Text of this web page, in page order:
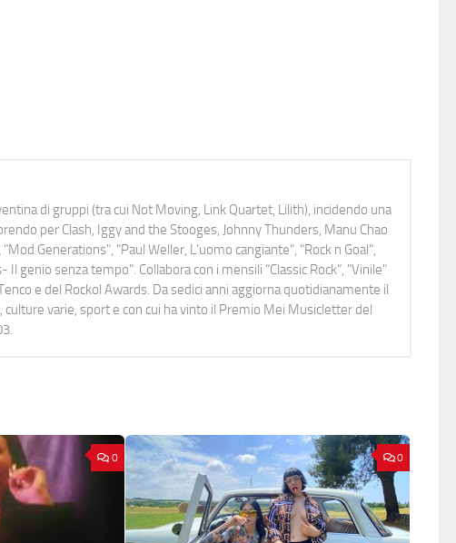
di gruppi (tra cui Not Moving, Link Quartet, Lilith), incidendo una
per Clash, Iggy and the Stooges, Johnny Thunders, Manu Chao
Generations", "Paul Weller, L’uomo cangiante", "Rock n Goal",
genio senza tempo". Collabora con i mensili “Classic Rock”, "Vinile"
e del Rockol Awards. Da sedici anni aggiorna quotidianamente il
varie, sport e con cui ha vinto il Premio Mei Musicletter del
0 0